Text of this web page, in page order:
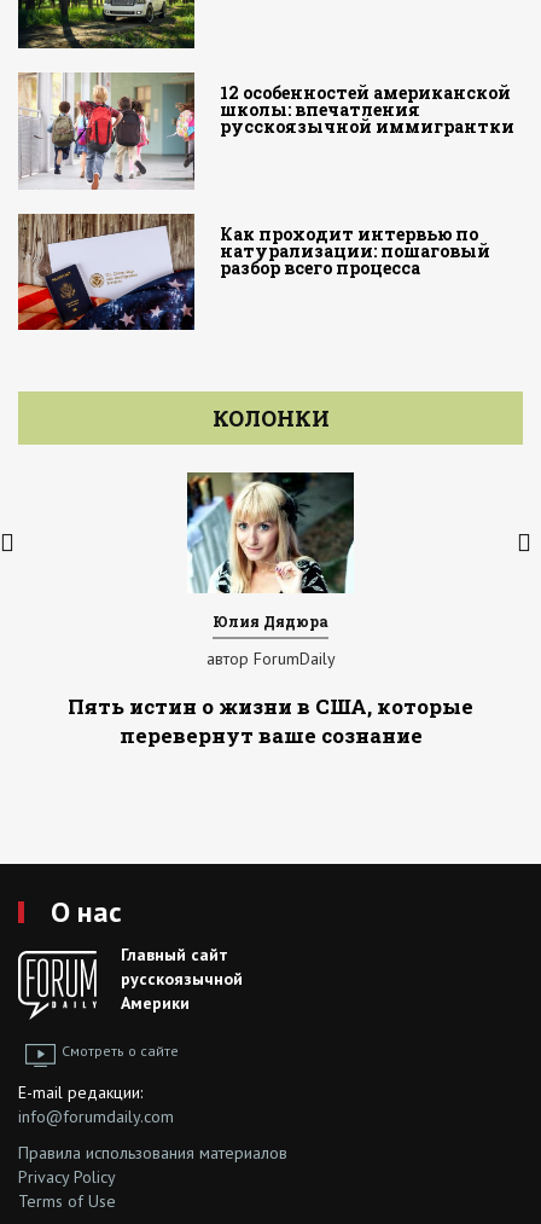
12 особенностей американской
школы: впечатления
русскоязычной иммигрантки
Как проходит интервью по
натурализации: пошаговый
разбор всего процесса
КОЛОНКИ
Юлия Дядюра
автор ForumDaily
Пять истин о жизни в США, которые
перевернут ваше сознание
О нас
Главный сайт
русскоязычной
Америки
Смотреть о сайте
E-mail редакции:
info@forumdaily.com
Правила использования материалов
Privacy Policy
Terms of Use